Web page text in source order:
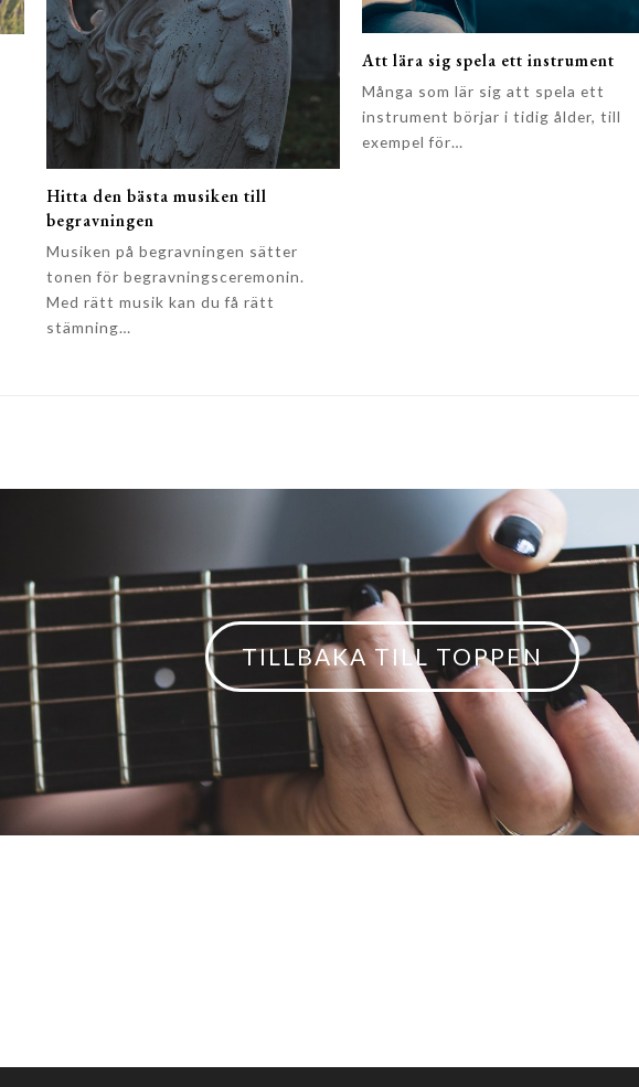
Hitta den bästa musiken till
begravningen
Musiken på begravningen sätter
tonen för begravningsceremonin.
Med rätt musik kan du få rätt
stämning…
Att lära sig spela ett instrument
Många som lär sig att spela ett
instrument börjar i tidig ålder, till
exempel för…
TILLBAKA TILL TOPPEN